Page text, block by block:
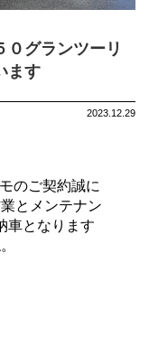
グランツーリ
ます
2023.12.29
のご契約誠に
とメンテナン
車となります